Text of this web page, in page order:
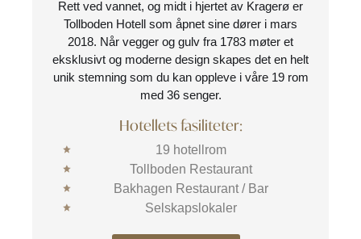
Rett ved vannet, og midt i hjertet av Kragerø er
Tollboden Hotell som åpnet sine dører i mars
2018. Når vegger og gulv fra 1783 møter et
eksklusivt og moderne design skapes det en helt
unik stemning som du kan oppleve i våre 19 rom
med 36 senger.
Hotellets fasiliteter:
19 hotellrom
Tollboden Restaurant
Bakhagen Restaurant / Bar
Selskapslokaler